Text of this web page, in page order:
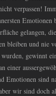
verpassen!
Emotionen
gelangen,
bleiben und nie
gewinnt
einer
Emotionen sind
wir sind doch